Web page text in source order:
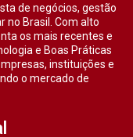
de negócios, gestão
no Brasil. Com alto
os mais recentes e
e Boas Práticas
instituições e
o mercado de